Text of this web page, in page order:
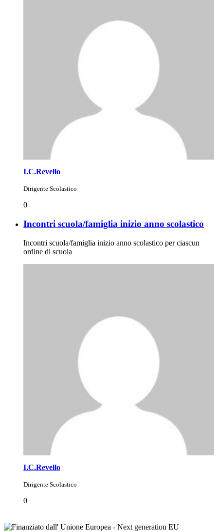
I.C.Revello
Dirigente Scolastico
0
Incontri scuola/famiglia inizio anno scolastico
Incontri scuola/famiglia inizio anno scolastico per ciascun
ordine di scuola
I.C.Revello
Dirigente Scolastico
0